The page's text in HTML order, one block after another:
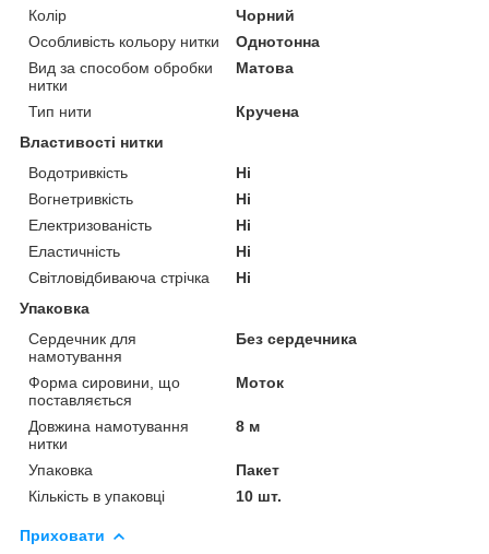
Колір
Чорний
Особливість кольору нитки
Однотонна
Вид за способом обробки
нитки
Матова
Тип нити
Кручена
Властивості нитки
Водотривкість
Ні
Вогнетривкість
Ні
Електризованість
Ні
Еластичність
Ні
Світловідбиваюча стрічка
Ні
Упаковка
Сердечник для
намотування
Без сердечника
Форма сировини, що
поставляється
Моток
Довжина намотування
нитки
8 м
Упаковка
Пакет
Кількість в упаковці
10 шт.
Приховати